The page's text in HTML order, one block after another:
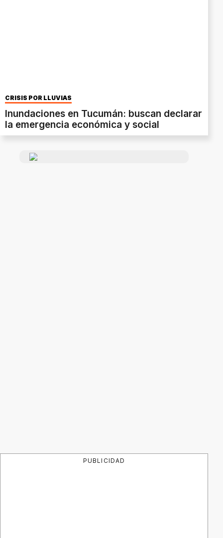
CRISIS POR LLUVIAS
Inundaciones en Tucumán: buscan declarar
la emergencia económica y social
PUBLICIDAD